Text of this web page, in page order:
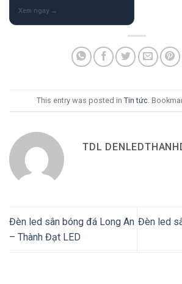
This entry was posted in Tin tức.
TDL
Đèn led sân bóng đá Long An
– Thành Đạt LED
Đèn led